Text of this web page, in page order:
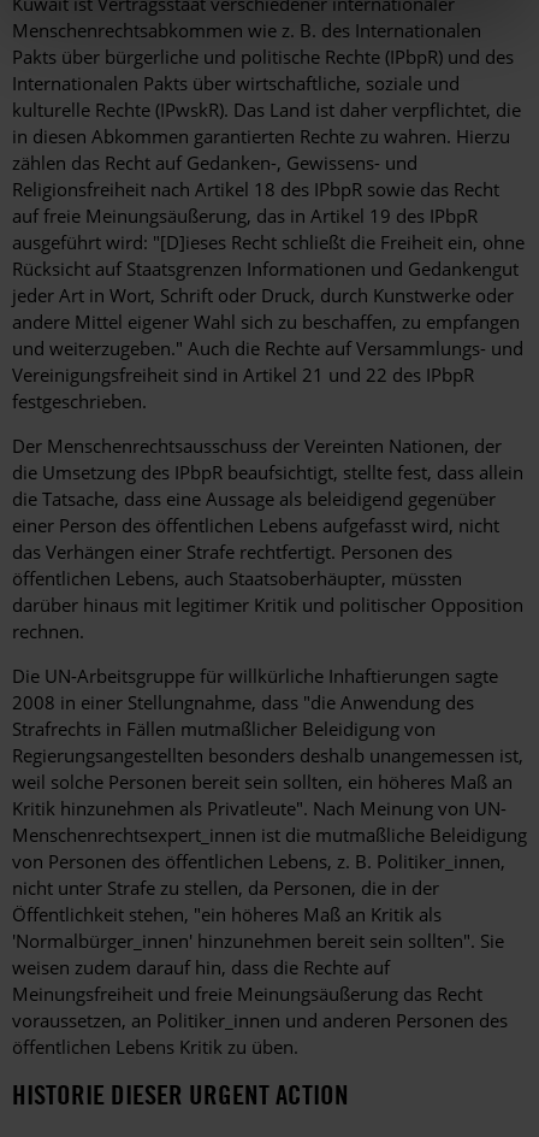
Menschenrechtsabkommen wie z. B. des Internationalen
Pakts über bürgerliche und politische Rechte (IPbpR) und des
Internationalen Pakts über wirtschaftliche, soziale und
kulturelle Rechte (IPwskR). Das Land ist daher verpflichtet, die
in diesen Abkommen garantierten Rechte zu wahren. Hierzu
zählen das Recht auf Gedanken-, Gewissens- und
Religionsfreiheit nach Artikel 18 des IPbpR sowie das Recht
auf freie Meinungsäußerung, das in Artikel 19 des IPbpR
ausgeführt wird: "[D]ieses Recht schließt die Freiheit ein, ohne
Rücksicht auf Staatsgrenzen Informationen und Gedankengut
jeder Art in Wort, Schrift oder Druck, durch Kunstwerke oder
andere Mittel eigener Wahl sich zu beschaffen, zu empfangen
und weiterzugeben." Auch die Rechte auf Versammlungs- und
Vereinigungsfreiheit sind in Artikel 21 und 22 des IPbpR
festgeschrieben.
Der Menschenrechtsausschuss der Vereinten Nationen, der
die Umsetzung des IPbpR beaufsichtigt, stellte fest, dass allein
die Tatsache, dass eine Aussage als beleidigend gegenüber
einer Person des öffentlichen Lebens aufgefasst wird, nicht
das Verhängen einer Strafe rechtfertigt. Personen des
öffentlichen Lebens, auch Staatsoberhäupter, müssten
darüber hinaus mit legitimer Kritik und politischer Opposition
rechnen.
Die UN-Arbeitsgruppe für willkürliche Inhaftierungen sagte
2008 in einer Stellungnahme, dass "die Anwendung des
Strafrechts in Fällen mutmaßlicher Beleidigung von
Regierungsangestellten besonders deshalb unangemessen ist,
weil solche Personen bereit sein sollten, ein höheres Maß an
Kritik hinzunehmen als Privatleute". Nach Meinung von UN-
Menschenrechtsexpert_innen ist die mutmaßliche Beleidigung
von Personen des öffentlichen Lebens, z. B. Politiker_innen,
nicht unter Strafe zu stellen, da Personen, die in der
Öffentlichkeit stehen, "ein höheres Maß an Kritik als
'Normalbürger_innen' hinzunehmen bereit sein sollten". Sie
weisen zudem darauf hin, dass die Rechte auf
Meinungsfreiheit und freie Meinungsäußerung das Recht
voraussetzen, an Politiker_innen und anderen Personen des
öffentlichen Lebens Kritik zu üben.
HISTORIE DIESER URGENT ACTION